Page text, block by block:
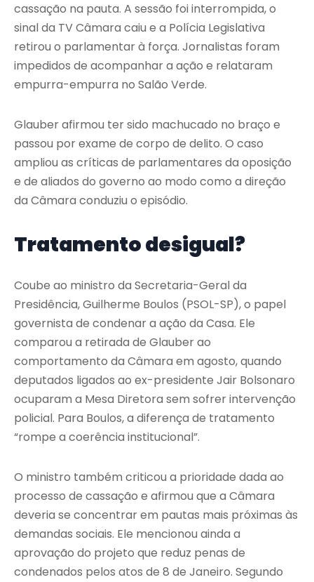
cassação na pauta. A sessão foi interrompida, o
sinal da TV Câmara caiu e a Polícia Legislativa
retirou o parlamentar à força. Jornalistas foram
impedidos de acompanhar a ação e relataram
empurra-empurra no Salão Verde.
Glauber afirmou ter sido machucado no braço e
passou por exame de corpo de delito. O caso
ampliou as críticas de parlamentares da oposição
e de aliados do governo ao modo como a direção
da Câmara conduziu o episódio.
Tratamento desigual?
Coube ao ministro da Secretaria-Geral da
Presidência, Guilherme Boulos (PSOL-SP), o papel
governista de condenar a ação da Casa. Ele
comparou a retirada de Glauber ao
comportamento da Câmara em agosto, quando
deputados ligados ao ex-presidente Jair Bolsonaro
ocuparam a Mesa Diretora sem sofrer intervenção
policial. Para Boulos, a diferença de tratamento
“rompe a coerência institucional”.
O ministro também criticou a prioridade dada ao
processo de cassação e afirmou que a Câmara
deveria se concentrar em pautas mais próximas às
demandas sociais. Ele mencionou ainda a
aprovação do projeto que reduz penas de
condenados pelos atos de 8 de Janeiro. Segundo